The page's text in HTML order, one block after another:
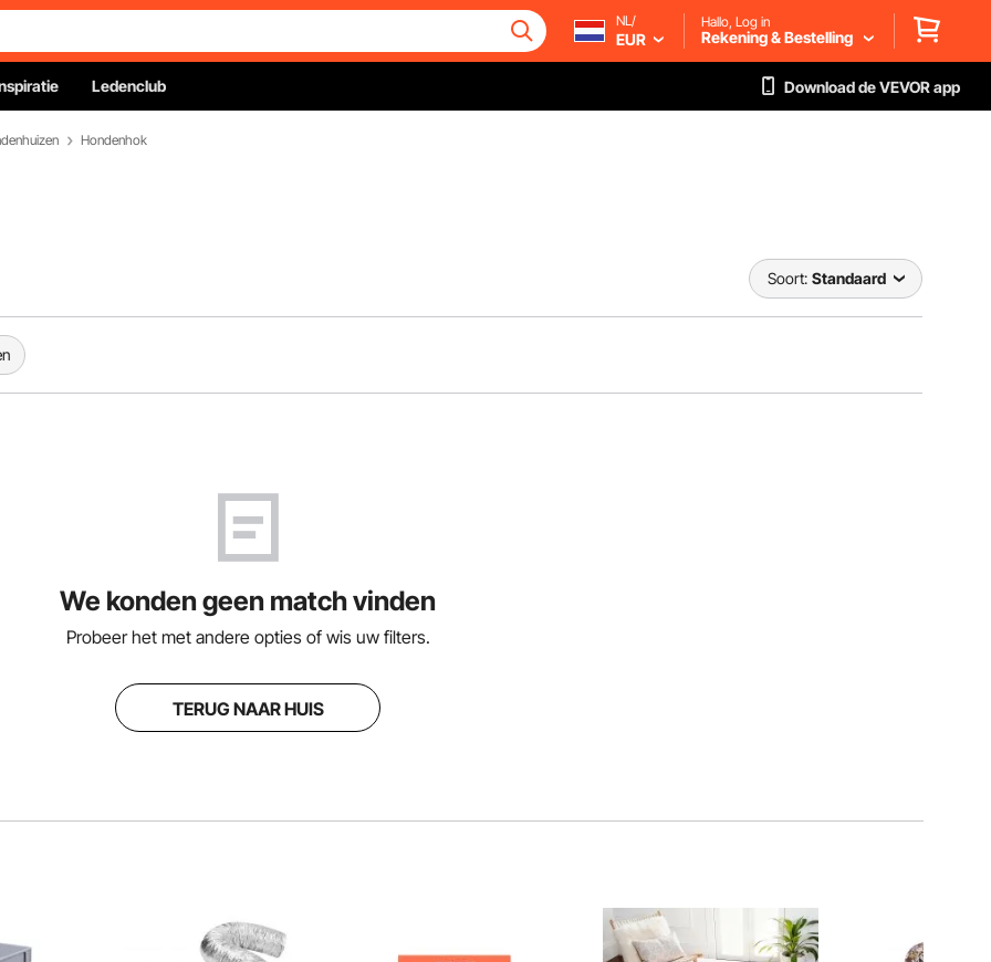
NL/
EUR
Hallo, Log in
Rekening & Bestelling
Ledenclub Download de VEVOR app
Hondenhok
Soort: Standaard
We konden geen match vinden
Probeer het met andere opties of wis uw filters.
TERUG NAAR HUIS